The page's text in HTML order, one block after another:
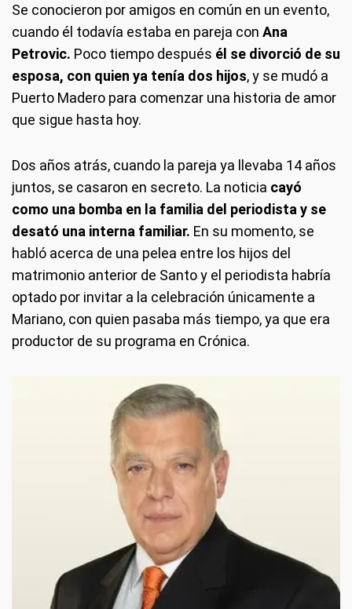
Se conocieron por amigos en común en un evento,
cuando él todavía estaba en pareja con Ana
Petrovic. Poco tiempo después él se divorció de su
esposa, con quien ya tenía dos hijos, y se mudó a
Puerto Madero para comenzar una historia de amor
que sigue hasta hoy.
Dos años atrás, cuando la pareja ya llevaba 14 años
juntos, se casaron en secreto. La noticia cayó
como una bomba en la familia del periodista y se
desató una interna familiar. En su momento, se
habló acerca de una pelea entre los hijos del
matrimonio anterior de Santo y el periodista habría
optado por invitar a la celebración únicamente a
Mariano, con quien pasaba más tiempo, ya que era
productor de su programa en Crónica.